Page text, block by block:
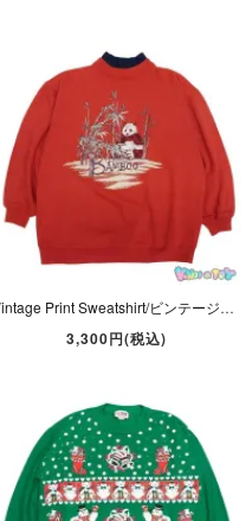
Vintage Print Sweatshirt/ビンテージプリントスウェット/トレーナー・古着・レッド・Panda/パンダ・LAUREN BROOKE
3,300円(税込)